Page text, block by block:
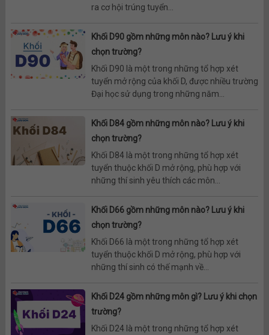
ra cơ hội trúng tuyển...
Khối D90 gồm những môn nào? Lưu ý khi
chọn trường?
Khối D90 là một trong những tổ hợp xét
tuyển mở rộng của khối D, được nhiều trường
Đại học sử dụng trong những năm...
Khối D84 gồm những môn nào? Lưu ý khi
chọn trường?
Khối D84 là một trong những tổ hợp xét
tuyển thuộc khối D mở rộng, phù hợp với
những thí sinh yêu thích các môn...
Khối D66 gồm những môn nào? Lưu ý khi
chọn trường?
Khối D66 là một trong những tổ hợp xét
tuyển thuộc khối D mở rộng, phù hợp với
những thí sinh có thế mạnh về...
Khối D24 gồm những môn gì? Lưu ý khi chọn
trường?
Khối D24 là một trong những tổ hợp xét